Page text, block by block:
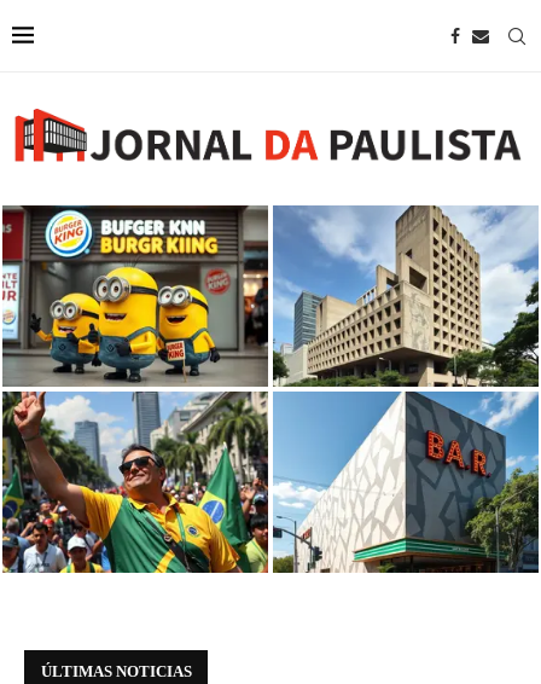
Burger King faz da Avenida
Paulista a casa dos Minions
Guillermo Dürig e o futuro do
patrimônio brutalista da Avenida
Paulista
PL reserva Avenida Paulista no 7
de Setembro para comício de
Flávio...
Bar Brahma abre as portas na
região da Paulista com projeto
de...
ÚLTIMAS NOTICIAS